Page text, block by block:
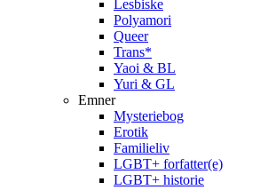
Lesbiske
Polyamori
Queer
Trans*
Yaoi & BL
Yuri & GL
Emner
Mysteriebog
Erotik
Familieliv
LGBT+ forfatter(e)
LGBT+ historie